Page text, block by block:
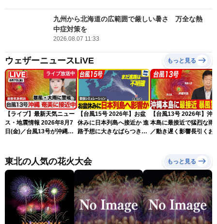
九州から北海道の広範囲で厳しい暑さ 万全な熱
中症対策を
2026.08.07 11:33
ウェザーニュースLiVE もっと見る
ライブ放送中
【ライブ】最新天気ニュー
ス・地震情報 2026年8月7
日(金)／台風13号が沖縄・
ュースLiVEアフタヌーン・
小林李衣奈／内藤邦裕〉
【台風15号 2026年】お盆
休みに日本列島へ接近か 進
路予想に大きなばらつき
【台風13号 2026年】沖
本島に最接近で猛烈な雨
／動き遅く影響長引くお
東北の人気の花火大会 もっと見る